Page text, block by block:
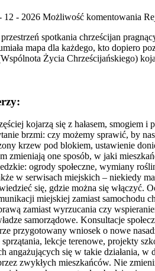
12 - 2026 Możliwość komentowania
spotkania chrześcijan
mapa dla każdego, kto dopiero
Życia Chrześcijańskiego)
kojarzą się z hałasem, smogiem
brzmi: czy możemy sprawić, by
krzew pod blokiem, ustawienie
zmieniają one sposób, w jaki
ogrody społeczne, wymiany
w serwisach miejskich – niekiedy
się, gdzie można się włączyć.
miejskiej zamiast samochodu
zamiast wyrzucania czy
samorządowe. Konsultacje
przygotowany wniosek o nowe
lekcje terenowe, projekty
angażujących się w takie działania,
zwykłych mieszkańców. Nie